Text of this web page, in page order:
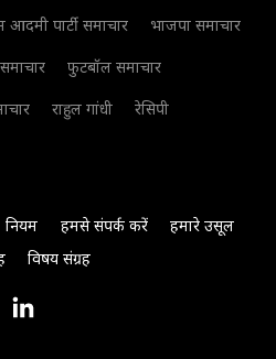
पार्टी समाचार
भाजपा समाचार
फुटबॉल समाचार
राहुल गांधी
रेसिपी
नियम हमसे संपर्क करें
हमारे उसूल
विषय संग्रह